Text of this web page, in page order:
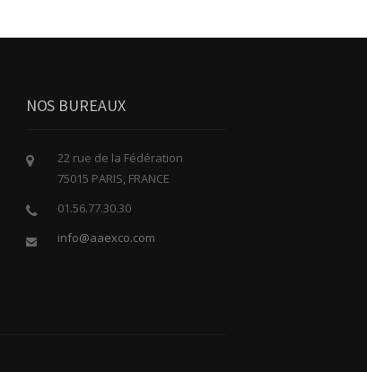
NOS BUREAUX
22 rue de la Fédération
75015 PARIS, FRANCE
01.56.77.30.30
info@aaexco.com